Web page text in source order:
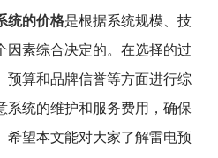
统的价格是根据系统规模、技
因素综合决定的。在选择的过
预算和品牌信誉等方面进行综
系统的维护和服务费用，确保
希望本文能对大家了解雷电预